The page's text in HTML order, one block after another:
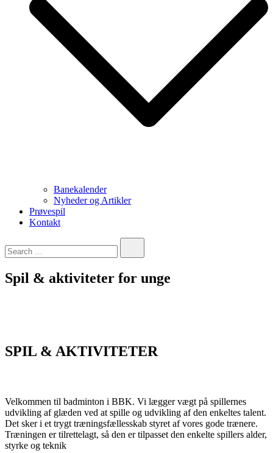
Banekalender
Nyheder og Artikler
Prøvespil
Kontakt
Spil & aktiviteter for unge
SPIL & AKTIVITETER
Velkommen til badminton i BBK. Vi lægger vægt på spillernes
udvikling af glæden ved at spille og udvikling af den enkeltes talent.
Det sker i et trygt træningsfællesskab styret af vores gode trænere.
Træningen er tilrettelagt, så den er tilpasset den enkelte spillers alder,
styrke og teknik